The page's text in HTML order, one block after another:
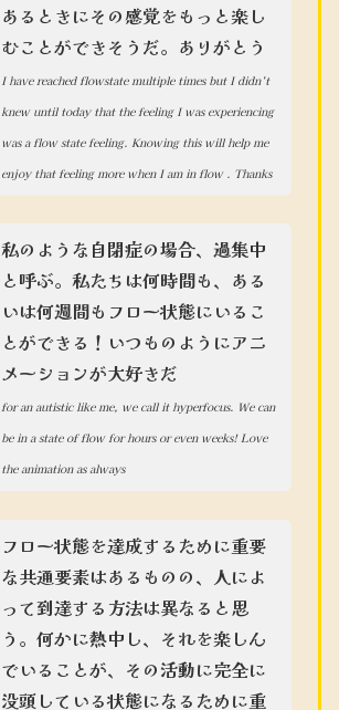
あるときにその感覚をもっと楽し
むことができそうだ。ありがとう
I have reached flowstate multiple times but I didn’t
knew until today that the feeling I was experiencing
was a flow state feeling. Knowing this will help me
enjoy that feeling more when I am in flow . Thanks
私のような自閉症の場合、過集中
と呼ぶ。私たちは何時間も、ある
いは何週間もフロー状態にいるこ
とができる！いつものようにアニ
メーションが大好きだ
for an autistic like me, we call it hyperfocus. We can
be in a state of flow for hours or even weeks! Love
the animation as always
フロー状態を達成するために重要
な共通要素はあるものの、人によ
って到達する方法は異なると思
う。何かに熱中し、それを楽しん
でいることが、その活動に完全に
没頭している状態になるために重